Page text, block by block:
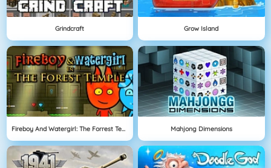
Grindcraft Grow Island
Fireboy And Watergirl: The Forrest Temple Mahjong Dimensions